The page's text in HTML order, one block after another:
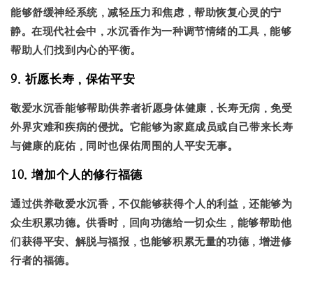
能够舒缓神经系统，减轻压力和焦虑，帮助恢复心灵的宁
静。在现代社会中，水沉香作为一种调节情绪的工具，能够
帮助人们找到内心的平衡。
9. 祈愿长寿，保佑平安
敬爱水沉香能够帮助供养者祈愿身体健康，长寿无病，免受
外界灾难和疾病的侵扰。它能够为家庭成员或自己带来长寿
与健康的庇佑，同时也保佑周围的人平安无事。
10. 增加个人的修行福德
通过供养敬爱水沉香，不仅能够获得个人的利益，还能够为
众生积累功德。供香时，回向功德给一切众生，能够帮助他
们获得平安、解脱与福报，也能够积累无量的功德，增进修
行者的福德。